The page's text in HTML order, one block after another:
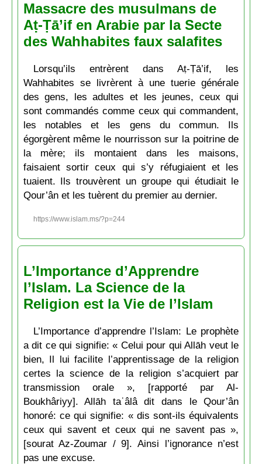
Massacre des musulmans de
Aṭ-Ṭā’if en Arabie par la Secte
des Wahhabites faux salafites
Lorsqu’ils entrèrent dans Aṭ-Ṭā’if, les
Wahhabites se livrèrent à une tuerie générale
des gens, les adultes et les jeunes, ceux qui
sont commandés comme ceux qui commandent,
les notables et les gens du commun. Ils
égorgèrent même le nourrisson sur la poitrine de
la mère; ils montaient dans les maisons,
faisaient sortir ceux qui s’y réfugiaient et les
tuaient. Ils trouvèrent un groupe qui étudiait le
Qour’ân et les tuèrent du premier au dernier.
https://www.islam.ms/?p=244
L’Importance d’Apprendre
l’Islam. La Science de la
Religion est la Vie de l’Islam
L’Importance d’apprendre l’Islam: Le prophète
a dit ce qui signifie: « Celui pour qui Allāh veut le
bien, Il lui facilite l’apprentissage de la religion
certes la science de la religion s’acquiert par
transmission orale », [rapporté par Al-
Boukhâriyy]. Allāh taʿâlâ dit dans le Qour’ân
honoré: ce qui signifie: « dis sont-ils équivalents
ceux qui savent et ceux qui ne savent pas »,
[sourat Az-Zoumar / 9]. Ainsi l’ignorance n’est
pas une excuse.